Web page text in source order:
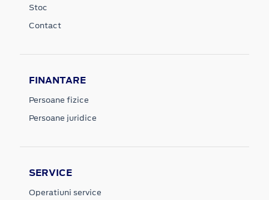
Stoc
Contact
FINANTARE
Persoane fizice
Persoane juridice
SERVICE
Operatiuni service